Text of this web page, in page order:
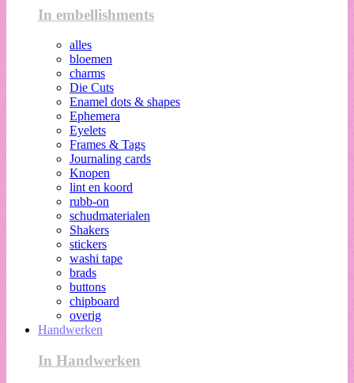
In embellishments
alles
bloemen
charms
Die Cuts
Enamel dots & shapes
Ephemera
Eyelets
Frames & Tags
Journaling cards
Knopen
lint en koord
rubb-on
schudmaterialen
Shakers
stickers
washi tape
brads
buttons
chipboard
overig
Handwerken
In Handwerken